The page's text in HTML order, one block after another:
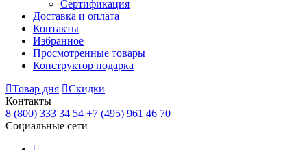
Сертификация
Доставка и оплата
Контакты
Избранное
Просмотренные товары
Конструктор подарка
Товар дня
Скидки
Контакты
8 (800) 333 34 54 +7 (495) 961 46 70
Социальные сети